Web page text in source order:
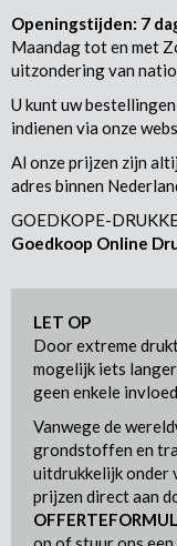
Openingstijden: 7
Maandag tot en met
uitzondering van
U kunt uw
indienen via onze
Al onze prijzen zijn
adres binnen
GOEDKOPE-
Goedkoop Online
LET OP
Door extreme
mogelijk iets
geen enkele
Vanwege de
grondstoffen en
uitdrukkelijk onder
prijzen direct aan